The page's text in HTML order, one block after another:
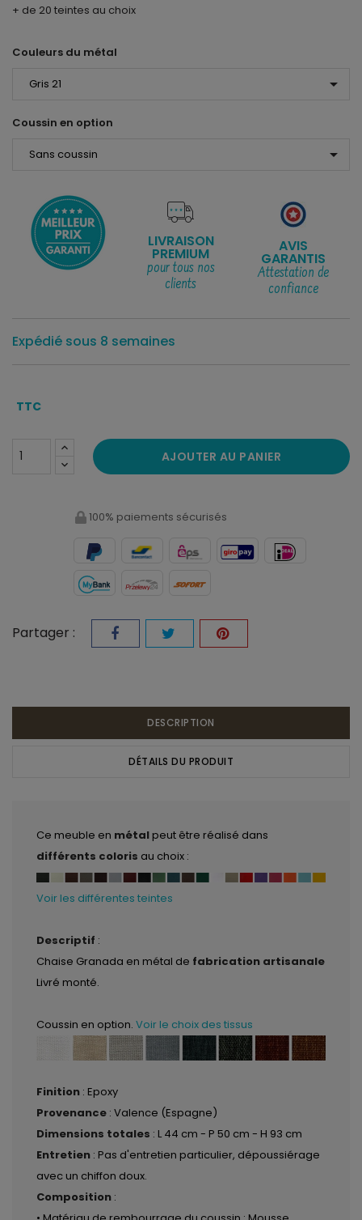
+ de 20 teintes au choix
Couleurs du métal
arrow_drop_down
Coussin en option
arrow_drop_down
LIVRAISON
PREMIUM
pour tous nos
clients
AVIS
GARANTIS
Attestation de
confiance
Expédié sous 8 semaines
TTC
AJOUTER AU PANIER
100% paiements sécurisés
Partager :
DESCRIPTION
DÉTAILS DU PRODUIT
Ce meuble en métalpeut être réalisé dans
différents coloris au choix :
Voir les différentes teintes
Descriptif :
Chaise Granada en métal de fabrication artisanale
Livré monté.
Coussin en option. Voir le choix des tissus
Finition : Epoxy
Provenance : Valence (Espagne)
Dimensions totales : L 44 cm - P 50 cm - H 93 cm
Entretien : Pas d'entretien particulier, dépoussiérage
avec un chiffon doux.
Composition :